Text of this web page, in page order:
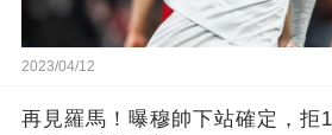
2023/04/12
再見羅馬！曝穆帥下站確定，拒